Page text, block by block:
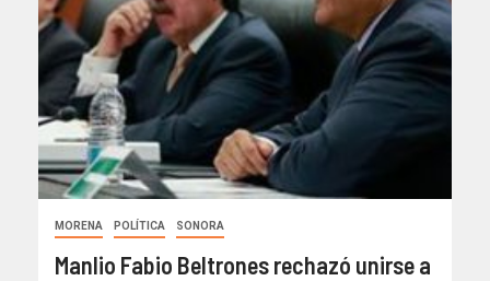
MORENA POLÍTICA SONORA
Manlio Fabio Beltrones rechazó unirse a